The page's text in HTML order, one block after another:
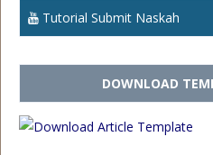
Tutorial Submit Naskah
DOWNLOAD